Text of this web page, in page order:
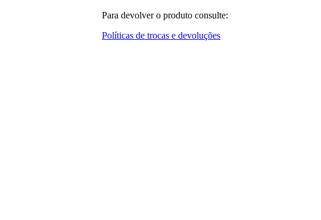
Para devolver o produto consulte:
Políticas de trocas e devoluções